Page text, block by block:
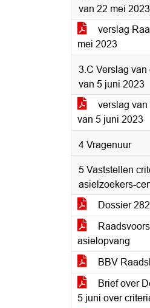
van 22 mei 2023
verslag
mei 2023
3.C Verslag
van 5 juni 2023
verslag van
van 5 juni 2023
4 Vragenuur
5 Vaststellen
asielzoekers-
Dossier
asielopvang
BBV
Brief over
5 juni over